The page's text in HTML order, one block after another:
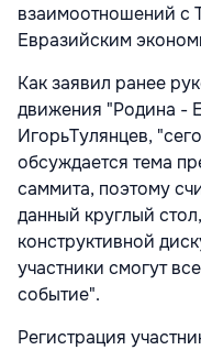
взаимоотношений
Евразийским
Как заявил ранее
движения "Родина -
ИгорьТулянцев,
обсуждается тема
саммита, поэтому
данный круглый
конструктивной
участники смогут
событие".
Регистрация